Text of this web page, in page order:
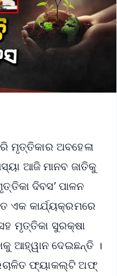
ମୃତ୍ତିକାର ଅବହେଳା
ଆଜି ମାନବ ଜାତିକୁ
ଦିବସ’ ପାଳନ
ଏକ କାର୍ଯ୍ୟକ୍ରମରେ
ମୃତ୍ତିକା ସୁରକ୍ଷା
ଆହ୍ୱାନ ଦେଇଛନ୍ତି ।
ଫ୍ୟାକଲ୍ଟି ଅଫ୍